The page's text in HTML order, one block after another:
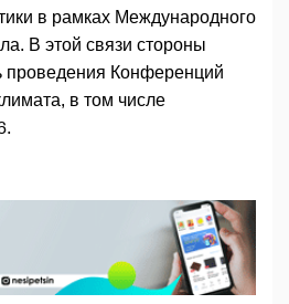
в рамках Международного
В этой связи стороны
проведения Конференций
в том числе